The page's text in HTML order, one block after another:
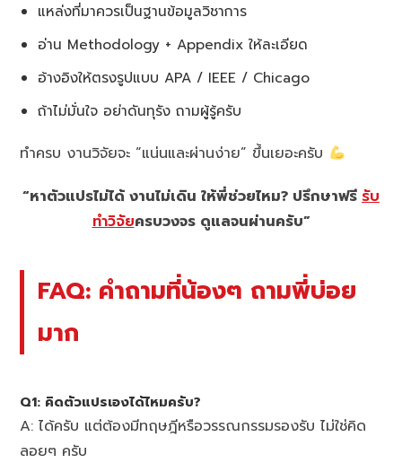
แหล่งที่มาควรเป็นฐานข้อมูลวิชาการ
อ่าน Methodology + Appendix ให้ละเอียด
อ้างอิงให้ตรงรูปแบบ APA / IEEE / Chicago
ถ้าไม่มั่นใจ อย่าดันทุรัง ถามผู้รู้ครับ
ทำครบ งานวิจัยจะ “แน่นและผ่านง่าย” ขึ้นเยอะครับ
“หาตัวแปรไม่ได้ งานไม่เดิน ให้พี่ช่วยไหม? ปรึกษาฟรี รับ
ทำวิจัยครบวงจร ดูแลจนผ่านครับ”
FAQ: คำถามที่น้องๆ ถามพี่บ่อย
มาก
Q1: คิดตัวแปรเองได้ไหมครับ?
A: ได้ครับ แต่ต้องมีทฤษฎีหรือวรรณกรรมรองรับ ไม่ใช่คิด
ลอยๆ ครับ